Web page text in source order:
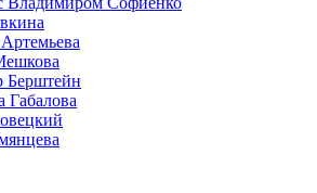
Берштейн
Габалова